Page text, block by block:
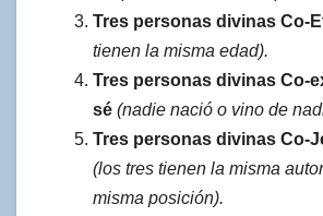
Tres personas divinas Co-
tienen la misma edad).
Tres personas divinas Co-
sé (nadie nació o vino de
Tres personas divinas Co-
(los tres tienen la misma
misma posición).